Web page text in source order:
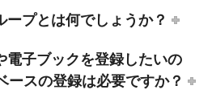
ープとは何でしょうか？
電子ブックを登録したいの
ースの登録は必要ですか？